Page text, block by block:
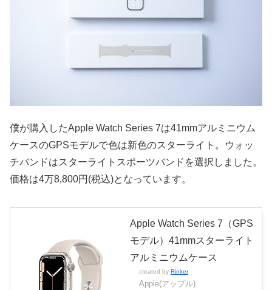
僕が購入したApple Watch Series 7は41mmアルミニウム
ケースのGPSモデルで色は新色のスターライト。ウォッ
チバンドはスターライトスポーツバンドを選択しました。
価格は4万8,800円(税込)となっています。
Apple Watch Series 7（GPS
モデル）41mmスターライト
アルミニウムケース
created by Rinker
Apple(アップル)